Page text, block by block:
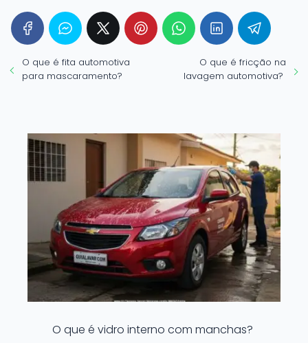
O que é fita automotiva
para mascaramento?
O que é fricção na
lavagem automotiva?
O que é vidro interno com manchas?